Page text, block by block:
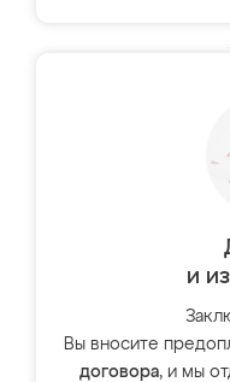
и
Вы вносите
договора, и мы